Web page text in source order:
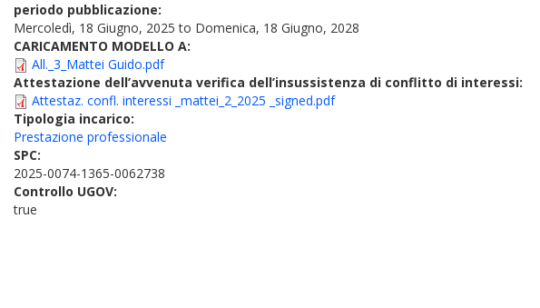
periodo pubblicazione:
Mercoledì, 18 Giugno, 2025 to Domenica, 18 Giugno, 2028
CARICAMENTO MODELLO A:
All._3_Mattei Guido.pdf
Attestazione dell’avvenuta verifica dell’insussistenza di conflitto di interessi:
Attestaz. confl. interessi _mattei_2_2025 _signed.pdf
Tipologia incarico:
Prestazione professionale
SPC:
2025-0074-1365-0062738
Controllo UGOV:
true